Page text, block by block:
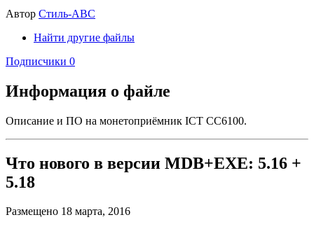
Автор Стиль-АВС
Найти другие файлы
Подписчики 0
Информация о файле
Описание и ПО на монетоприёмник ICT CC6100.
Что нового в версии MDB+EXE: 5.16 +
5.18
Размещено 18 марта, 2016